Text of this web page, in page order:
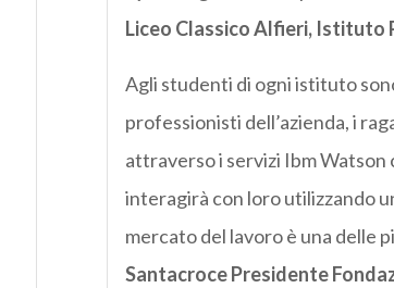
Liceo Classico Alfieri, Istituto
Agli studenti di ogni istituto
professionisti dell’azienda, i
attraverso i servizi Ibm Watson
interagirà con loro utilizzando
mercato del lavoro è una delle
Santacroce Presidente